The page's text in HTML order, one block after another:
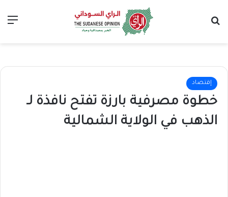
إقتصاد
خطوة مصرفية بارزة تفتح نافذة لـ
الذهب في الولاية الشمالية